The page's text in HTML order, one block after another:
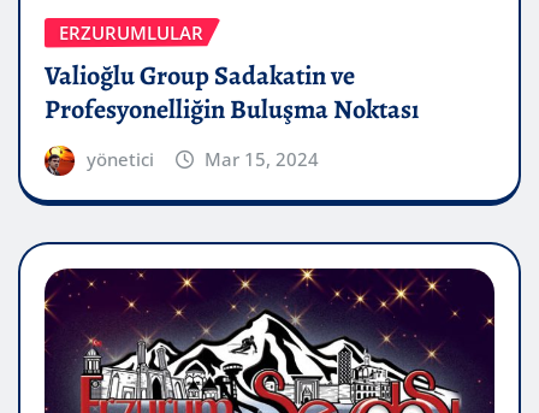
ERZURUMLULAR
Valioğlu Group Sadakatin ve
Profesyonelliğin Buluşma Noktası
yönetici Mar 15, 2024